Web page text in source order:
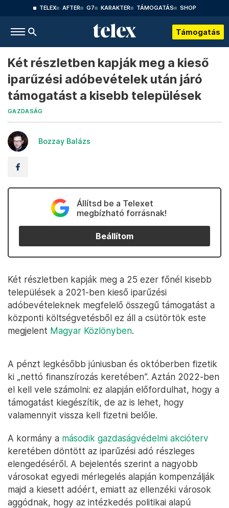
TELEX AFTER G7 KARAKTER TÁMOGATÁS SHOP
Támogatás
Két részletben kapják meg a kieső
iparűzési adóbevételek után járó
támogatást a kisebb települések
GAZDASÁG
Bozzay Balázs
Állítsd be a Telexet
megbízható forrásnak!
Beállítom
Két részletben kapják meg a 25 ezer főnél kisebb
települések a 2021-ben kieső iparűzési
adóbevételeknek megfelelő összegű támogatást a
központi költségvetésből ez áll a csütörtök este
megjelent Magyar Közlönyben.
A pénzt legkésőbb júniusban és októberben fizetik
ki „nettó finanszírozás keretében”. Aztán 2022-ben
el kell vele számolni: ez alapján előfordulhat, hogy a
támogatást kiegészítik, de az is lehet, hogy
valamennyit vissza kell fizetni belőle.
A kormány a második gazdaságvédelmi akcióterv
keretében döntött az iparűzési adó részleges
elengedéséről. A bejelentés szerint a nagyobb
városokat egyedi mérlegelés alapján kompenzálják
majd a kiesett adóért, emiatt az ellenzéki városok
aggódnak, hogy az intézkedés politikai alapú